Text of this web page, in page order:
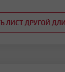
ЛИСТ ДРУГОЙ